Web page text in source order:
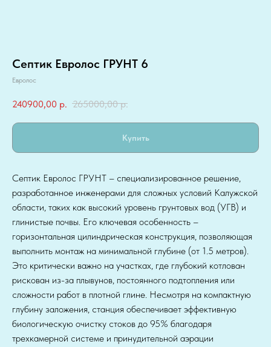
Септик Евролос ГРУНТ 6
Евролос
240900,00 р. 265000,00 р.
Купить
Септик Евролос ГРУНТ – специализированное решение,
разработанное инженерами для сложных условий Калужской
области, таких как высокий уровень грунтовых вод (УГВ) и
глинистые почвы. Его ключевая особенность –
горизонтальная цилиндрическая конструкция, позволяющая
выполнить монтаж на минимальной глубине (от 1.5 метров).
Это критически важно на участках, где глубокий котлован
рискован из-за плывунов, постоянного подтопления или
сложности работ в плотной глине. Несмотря на компактную
глубину заложения, станция обеспечивает эффективную
биологическую очистку стоков до 95% благодаря
трехкамерной системе и принудительной аэрации